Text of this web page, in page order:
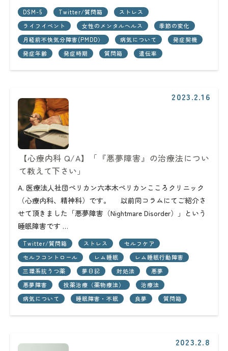
DSM-5 Twitter/質問箱
ストレス
ライフイベント
女性のメンタルヘルス
季節の変化
月経前不快気分障害(PMDD）
病気について
発症契機
発症年齢
発症時期 質問箱 遺伝率
2023.2.16
【心療内科 Q/A】「『悪夢障害』の治療法につい
て教えて下さい」
A. 医療法人社団ペリカン六本木ペリカンこころクリニック
（心療内科、精神科）です。 以前同コラムにてご紹介さ
せて頂きました「悪夢障害（Nightmare Disorder）」という
睡眠障害です …
Twitter/質問箱 ストレス
セルフケア
セルフコントロール
レム睡眠
レム睡眠行動障害
三環系抗うつ薬
夢日記 対処法
悪夢
悪夢障害
投薬治療（薬物療法）
治療法
病気について
睡眠障害・不眠 良夢 質問箱
2023.2.8